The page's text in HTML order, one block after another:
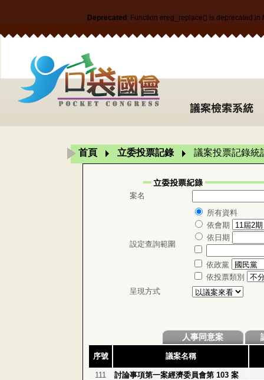
Deprecated : Function ereg_replace() is deprecated in
首頁 立委投票記錄 議案投票記錄統
案名
設定查詢範圍
所有資料
依會期
依日期
依政黨
依投票類別
呈現方式
人事同意案
序號 議案名稱
111 討論事項第一案經濟委員會第 103 案